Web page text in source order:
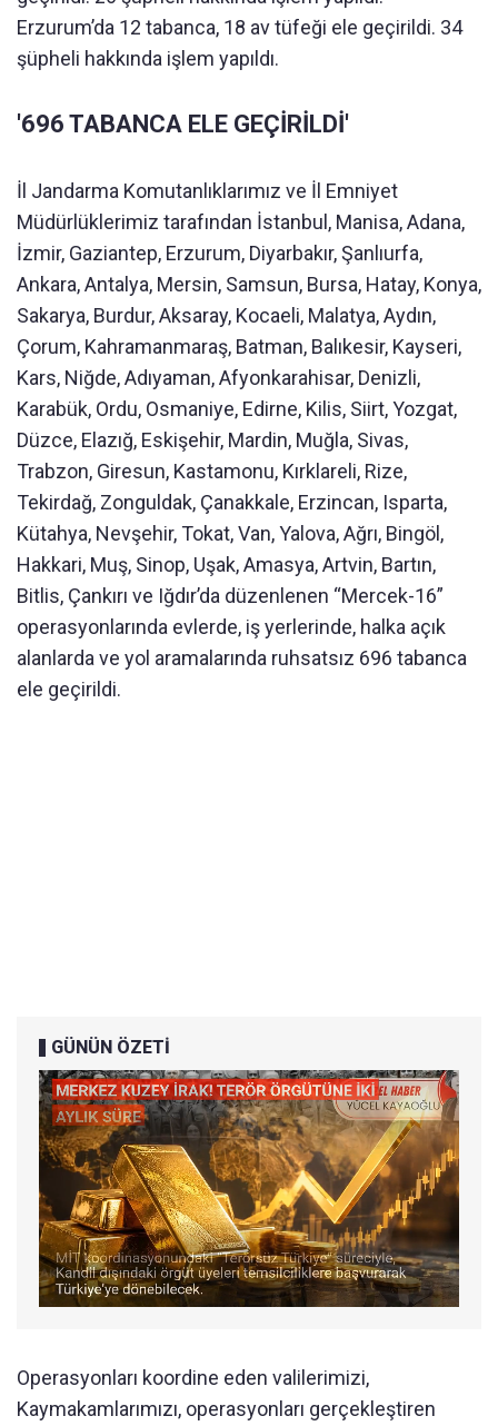
Erzurum’da 12 tabanca, 18 av tüfeği ele geçirildi. 34
şüpheli hakkında işlem yapıldı.
'696 TABANCA ELE GEÇİRİLDİ'
İl Jandarma Komutanlıklarımız ve İl Emniyet
Müdürlüklerimiz tarafından İstanbul, Manisa, Adana,
İzmir, Gaziantep, Erzurum, Diyarbakır, Şanlıurfa,
Ankara, Antalya, Mersin, Samsun, Bursa, Hatay, Konya,
Sakarya, Burdur, Aksaray, Kocaeli, Malatya, Aydın,
Çorum, Kahramanmaraş, Batman, Balıkesir, Kayseri,
Kars, Niğde, Adıyaman, Afyonkarahisar, Denizli,
Karabük, Ordu, Osmaniye, Edirne, Kilis, Siirt, Yozgat,
Düzce, Elazığ, Eskişehir, Mardin, Muğla, Sivas,
Trabzon, Giresun, Kastamonu, Kırklareli, Rize,
Tekirdağ, Zonguldak, Çanakkale, Erzincan, Isparta,
Kütahya, Nevşehir, Tokat, Van, Yalova, Ağrı, Bingöl,
Hakkari, Muş, Sinop, Uşak, Amasya, Artvin, Bartın,
Bitlis, Çankırı ve Iğdır’da düzenlenen “Mercek-16”
operasyonlarında evlerde, iş yerlerinde, halka açık
alanlarda ve yol aramalarında ruhsatsız 696 tabanca
ele geçirildi.
GÜNÜN ÖZETİ
Operasyonları koordine eden valilerimizi,
Kaymakamlarımızı, operasyonları gerçekleştiren